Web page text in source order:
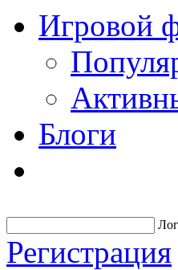
Игровой
Блоги
Регистрация